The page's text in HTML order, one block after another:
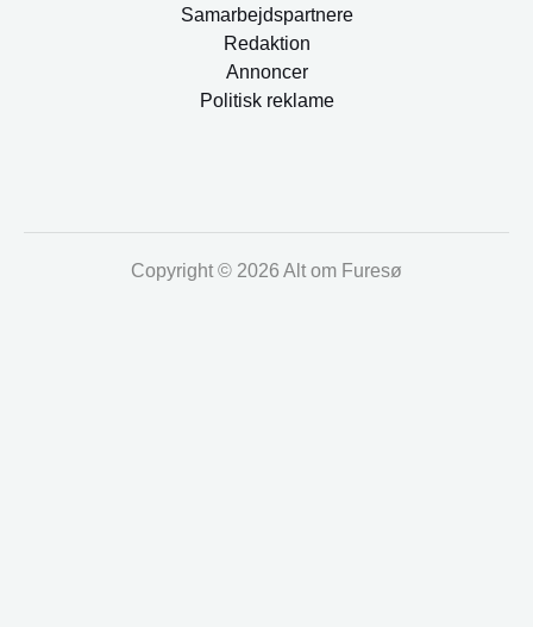
Samarbejdspartnere
Redaktion
Annoncer
Politisk reklame
Copyright © 2026 Alt om Furesø